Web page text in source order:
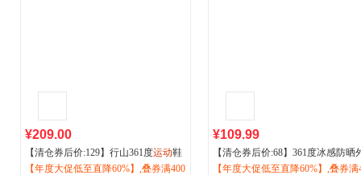
¥209.00
【清仓券后价:129】行山361度运动鞋
男鞋户外登山徒步鞋防滑耐磨休闲鞋
【年度大促低至直降60%】,叠券满400
¥109.99
【清仓券后价:68】361度冰感防晒
套2026夏季女透气防晒衫户外运动
【年度大促低至直降60%】,叠券满